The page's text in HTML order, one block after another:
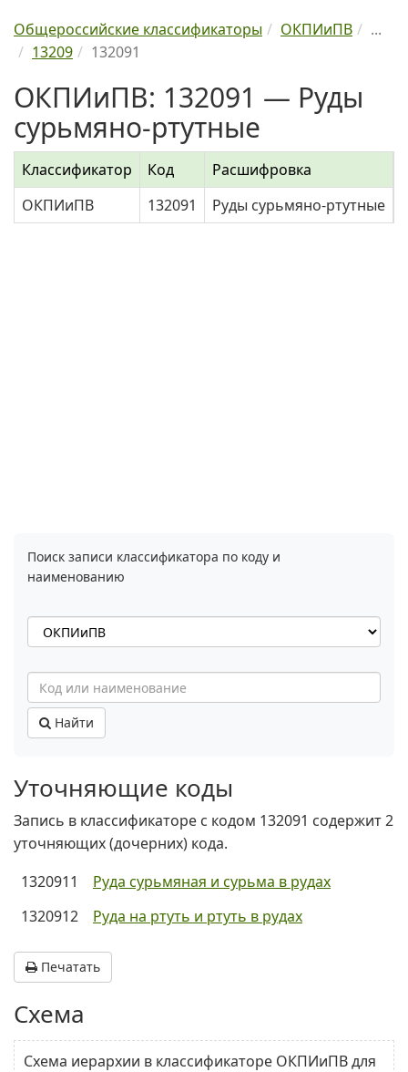
Общероссийские классификаторы ОКПИиПВ
...
13209
132091
ОКПИиПВ: 132091 — Руды
сурьмяно-ртутные
Классификатор Код Расшифровка
ОКПИиПВ
132091 Руды сурьмяно-ртутные
Поиск записи классификатора по коду и
наименованию
Найти
Уточняющие коды
Запись в классификаторе с кодом 132091 содержит 2
уточняющих (дочерних) кода.
1320911
Руда сурьмяная и сурьма в рудах
1320912
Руда на ртуть и ртуть в рудах
Печатать
Схема
Схема иерархии в классификаторе ОКПИиПВ для